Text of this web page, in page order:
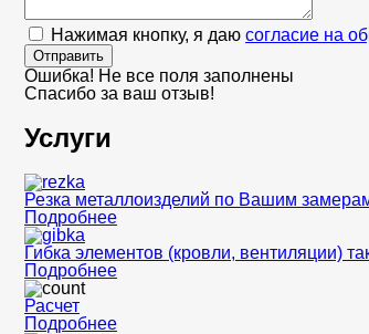
Нажимая кнопку, я даю согласие на
Отправить
Ошибка! Не все поля заполнены
Спасибо за ваш отзыв!
Услуги
Резка металлоизделий по Вашим
Подробнее
Гибка элементов (кровли, вентиляции)
Подробнее
Расчет
Подробнее